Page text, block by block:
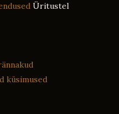
Üritustel
küsimused